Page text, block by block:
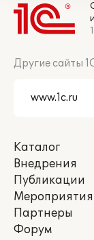
Другие сайты
Каталог
Внедрения
Публикации
Мероприятия
Партнеры
Форум